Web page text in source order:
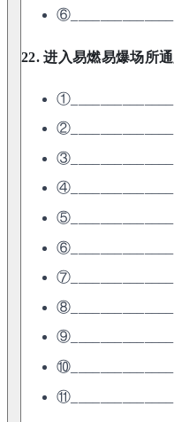
22. 进入易燃易爆场所